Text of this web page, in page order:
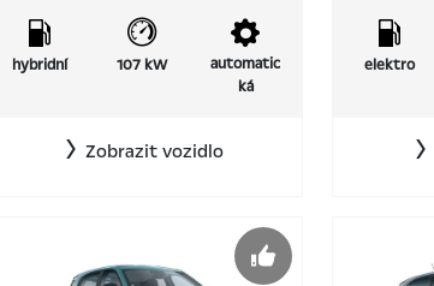
hybridní 107 kW
automatic
ká
Zobrazit vozidlo
elektro